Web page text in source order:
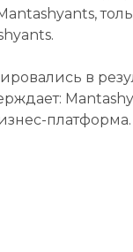
в
платформа.